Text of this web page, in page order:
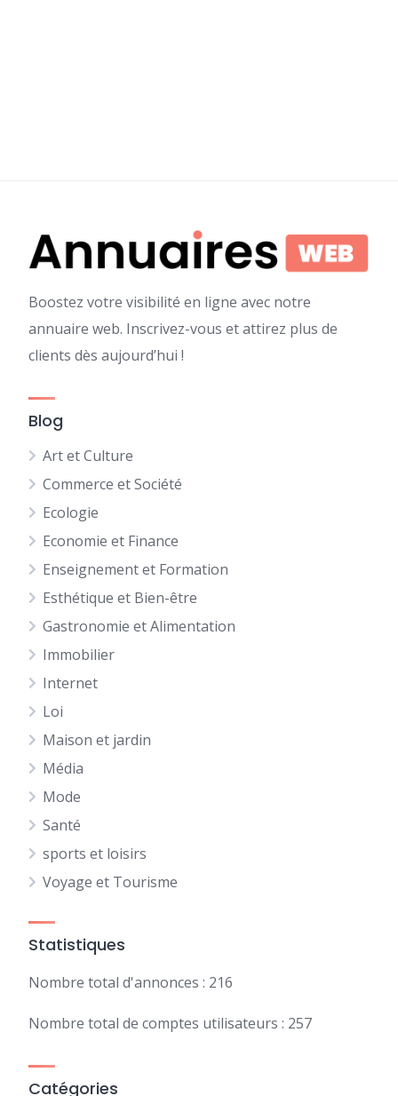
Boostez votre visibilité en ligne avec notre
annuaire web. Inscrivez-vous et attirez plus de
clients dès aujourd’hui !
Blog
Art et Culture
Commerce et Société
Ecologie
Economie et Finance
Enseignement et Formation
Esthétique et Bien-être
Gastronomie et Alimentation
Immobilier
Internet
Loi
Maison et jardin
Média
Mode
Santé
sports et loisirs
Voyage et Tourisme
Statistiques
Nombre total d'annonces : 216
Nombre total de comptes utilisateurs : 257
Catégories